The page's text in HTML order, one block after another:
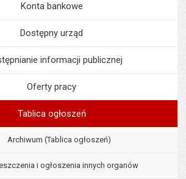
Konta bankowe
Dostępny urząd
informacji publicznej
Oferty pracy
Tablica ogłoszeń
Archiwum (Tablica ogłoszeń)
i ogłoszenia innych organów